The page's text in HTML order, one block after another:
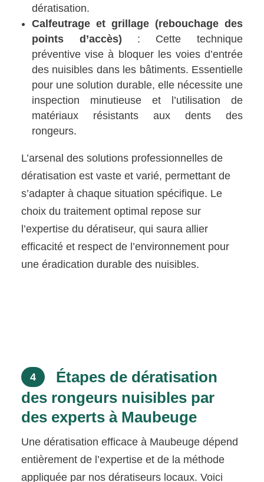
dératisation.
Calfeutrage et grillage (rebouchage des
points d’accès) : Cette technique
préventive vise à bloquer les voies d’entrée
des nuisibles dans les bâtiments. Essentielle
pour une solution durable, elle nécessite une
inspection minutieuse et l’utilisation de
matériaux résistants aux dents des
rongeurs.
L’arsenal des solutions professionnelles de
dératisation est vaste et varié, permettant de
s’adapter à chaque situation spécifique. Le
choix du traitement optimal repose sur
l’expertise du dératiseur, qui saura allier
efficacité et respect de l’environnement pour
une éradication durable des nuisibles.
4
Étapes de dératisation
des rongeurs nuisibles par
des experts à Maubeuge
Une dératisation efficace à Maubeuge dépend
entièrement de l’expertise et de la méthode
appliquée par nos dératiseurs locaux. Voici